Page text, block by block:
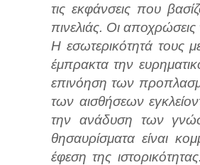
τις εκφάνσεις που
πινελιάς. Οι
Η εσωτερικότητά τους
έμπρακτα την
επινόηση των
των αισθήσεων
την ανάδυση των
θησαυρίσματα είναι
έφεση της